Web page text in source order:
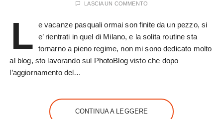
LASCIA UN COMMENTO
L
e vacanze pasquali ormai son finite da un pezzo, si
e’ rientrati in quel di Milano, e la solita routine sta
tornarno a pieno regime, non mi sono dedicato molto
al blog, sto lavorando sul PhotoBlog visto che dopo
l’aggiornamento del…
CONTINUA A LEGGERE